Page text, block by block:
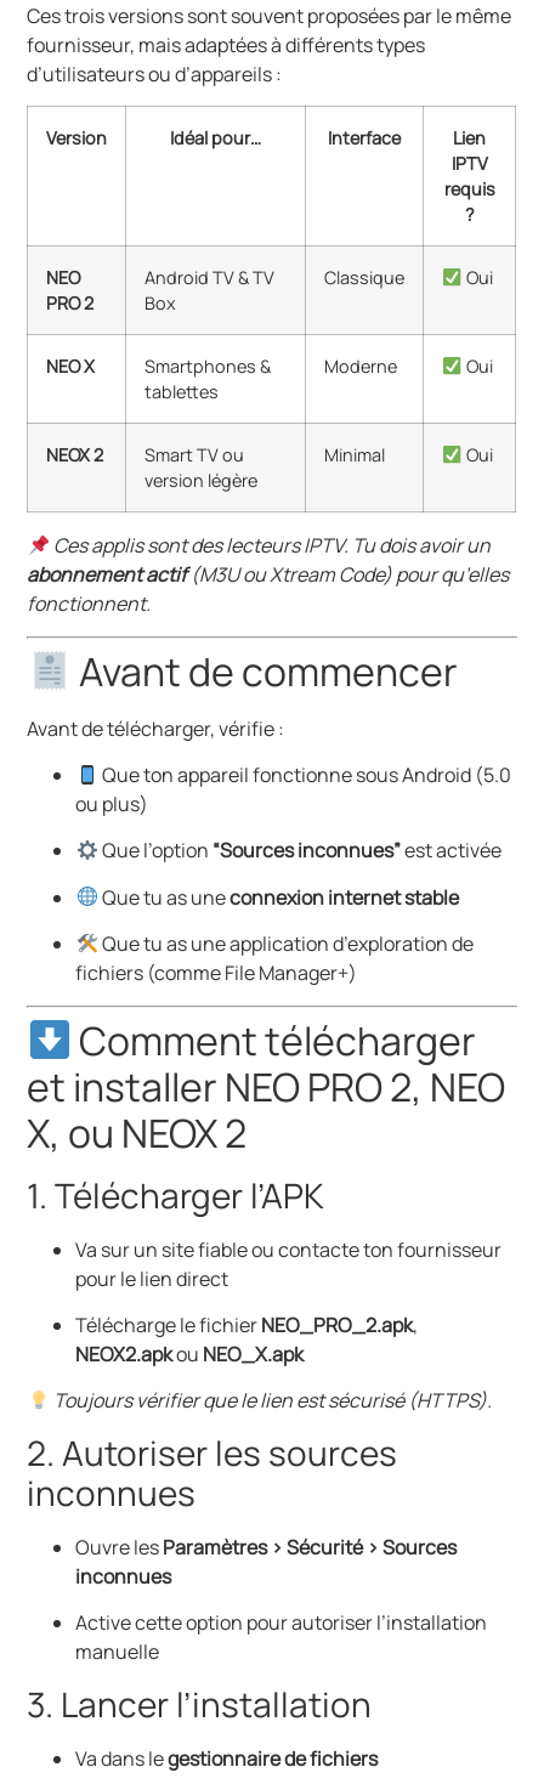
Ces trois versions sont souvent proposées par le même
fournisseur, mais adaptées à différents types
d’utilisateurs ou d’appareils :
Version Idéal pour… Interface
Lien
IPTV
requis
?
NEO
PRO 2
Android TV & TV
Box
Classique Oui
NEO X
Smartphones &
tablettes
Moderne Oui
NEOX 2
Smart TV ou
version légère
Minimal Oui
Ces applis sont des lecteurs IPTV. Tu dois avoir un
abonnement actif(M3U ou Xtream Code) pour qu’elles
fonctionnent.
Avant de commencer
Avant de télécharger, vérifie :
Que ton appareil fonctionne sous Android (5.0
ou plus)
Que l’option “Sources inconnues”est activée
Que tu as uneconnexion internet stable
Que tu as une application d’exploration de
fichiers (comme File Manager+)
Comment télécharger
et installer NEO PRO 2, NEO
X, ou NEOX 2
1. Télécharger l’APK
Va sur un site fiable ou contacte ton fournisseur
pour le lien direct
Télécharge le fichierNEO_PRO_2.apk,
NEOX2.apkou NEO_X.apk
Toujours vérifier que le lien est sécurisé (HTTPS).
2. Autoriser les sources
inconnues
Ouvre lesParamètres > Sécurité > Sources
inconnues
Active cette option pour autoriser l’installation
manuelle
3. Lancer l’installation
Va dans legestionnaire de fichiers